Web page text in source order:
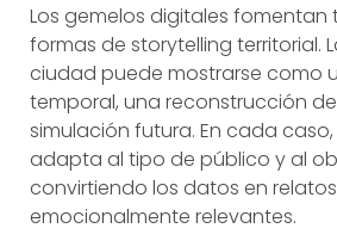
Los gemelos digitales fomentan
formas de storytelling territorial.
ciudad puede mostrarse como
temporal, una reconstrucción
simulación futura. En cada
adapta al tipo de público y al
convirtiendo los datos en
emocionalmente relevantes.